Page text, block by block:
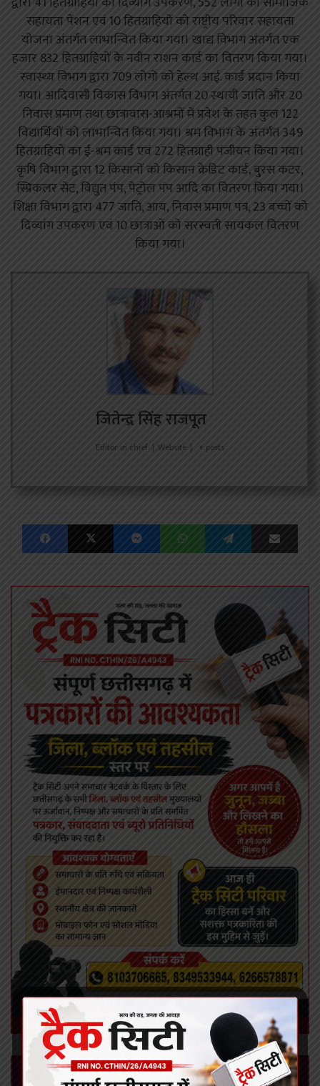
सहायता पेंशन एवं 10 हितग्राहियों को राष्ट्रीय परिवार सहायता
योजना अंतर्गत लाभान्वित किया गया। खाद्य विभाग अंतर्गत एक
हजार 832 हितग्राहियों के नवीन राशन कार्ड का वितरण किया गया।
स्वास्थ्य विभाग द्वारा 709 लोगो को हेल्थ आई. कार्ड प्रदान किया
गया। आदिवासी विकास विभाग अंतर्गत 20 स्थायी जाति और 20
निवास प्रमाण तथा छात्रावास-आश्रमों में प्रवेश के तहत कुल 122
विद्यार्थियों को लाभान्वित किया गया। श्रम विभाग के अंतर्गत 349
हितग्राहियों का ई-श्रम कार्ड एवं 272 हितग्राही पंजीयन किया गया।
कृषि विभाग द्वारा 12 किसानों को किसान क्रेडिट कार्ड, बु्रस कटर,
स्प्रिकलर सेट, विद्युत पंप, पेट्रोल पंप आदि का वितरण किया गया।
शिक्षा विभाग द्वारा 477 जाति, आय, निवास प्रमाण पत्र, 23 बच्चों को
दिव्यांग उपकरण एवं 10 छात्राओं को सरस्वती सायकल वितरण
किया गया।
जितेन्द्र सिंह राजपूत
Editor in chief | Website | + posts
FacebookX MessengerWhatsAppTelegram Share via Email
Leave a Reply